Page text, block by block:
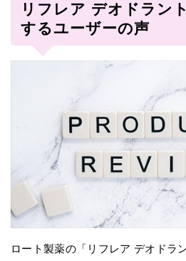
リフレア デオドラン
するユーザーの声
ロート製薬の「リフレア デオドラ